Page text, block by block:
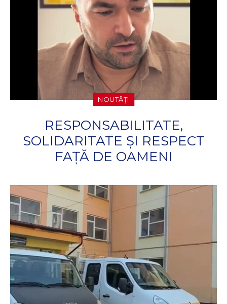
NOUTĂȚI
RESPONSABILITATE,
SOLIDARITATE ȘI RESPECT
FAȚĂ DE OAMENI